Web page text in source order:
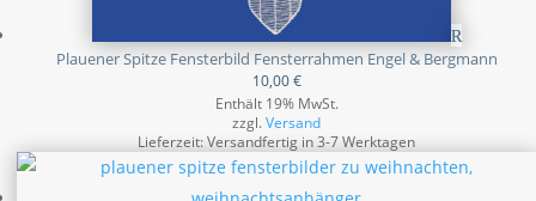
Plauener Spitze Fensterbild Fensterrahmen Engel & Bergmann
10,00€
Enthält 19% MwSt.
zzgl.Versand
Lieferzeit: Versandfertig in 3-7 Werktagen